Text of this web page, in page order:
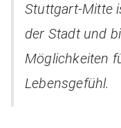
Stuttgart-Mitte
der Stadt und
Möglichkeiten
Lebensgefühl.